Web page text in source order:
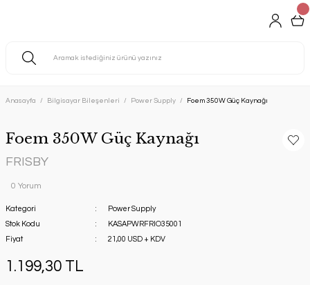
Anasayfa Bilgisayar Bileşenleri Power Supply Foem 350W Güç Kaynağı
Foem 350W Güç Kaynağı
FRISBY
0 Yorum
Kategori
Power Supply
Stok Kodu
KASAPWRFRIO35001
Fiyat
21,00 USD + KDV
1.199,30 TL